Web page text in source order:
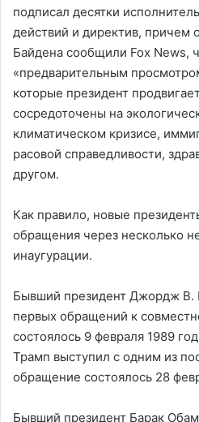
подписал десятки
действий и директив, причем
Байдена сообщили Fox News,
«предварительным
которые президент
сосредоточены на
климатическом кризисе,
расовой справедливости,
другом.
Как правило, новые
обращения через несколько
инаугурации.
Бывший президент Джордж В.
первых обращений к
состоялось 9 февраля 1989
Трамп выступил с одним из
обращение состоялось 28
Бывший президент Барак